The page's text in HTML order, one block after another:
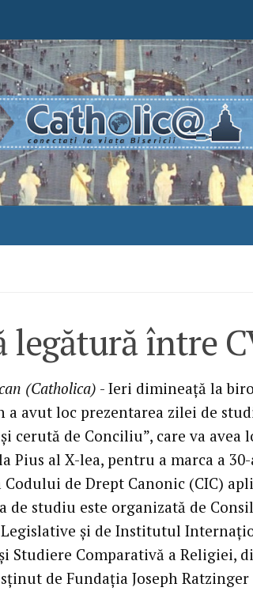
legătură între
(Catholica) - Ieri dimineaţă la
a avut loc prezentarea zilei de
cerută de Conciliu”, care va avea
Pius al X-lea, pentru a marca a
de Drept Canonic (CIC)
de studiu este organizată de
şi de Institutul
Studiere Comparativă a Religiei,
de Fundaţia Joseph